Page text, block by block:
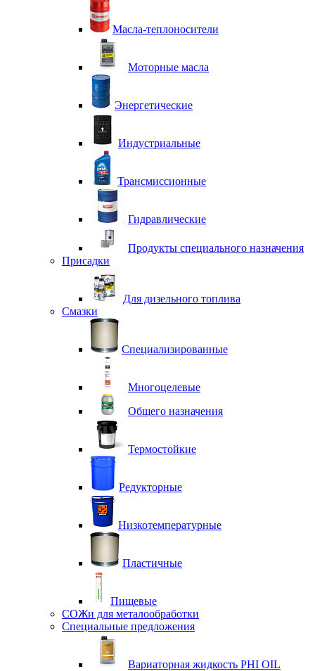
Масла-теплоносители
Моторные масла
Энергетические
Индустриальные
Трансмиссионные
Гидравлические
Продукты специального назначения
Присадки
Для дизельного топлива
Смазки
Специализированные
Многоцелевые
Общего назначения
Термостойкие
Редукторные
Низкотемпературные
Пластичные
Пищевые
СОЖи для металообработки
Специальные предложения
Вариаторная жидкость PHI OIL